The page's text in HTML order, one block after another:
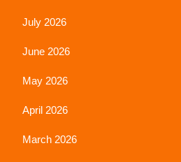
July 2026
June 2026
May 2026
April 2026
March 2026